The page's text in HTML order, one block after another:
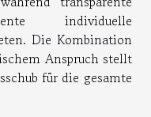
individuelle
Die Kombination
Anspruch stellt
für die gesamte